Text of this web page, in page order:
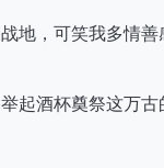
地，可笑我多情善
起酒杯奠祭这万古